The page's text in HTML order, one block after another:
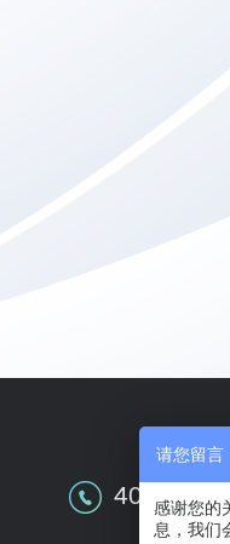
全国售
400-609-
请您留言
感谢您的
息，我们